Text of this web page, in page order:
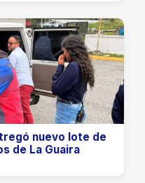
nuevo lote de
de La Guaira